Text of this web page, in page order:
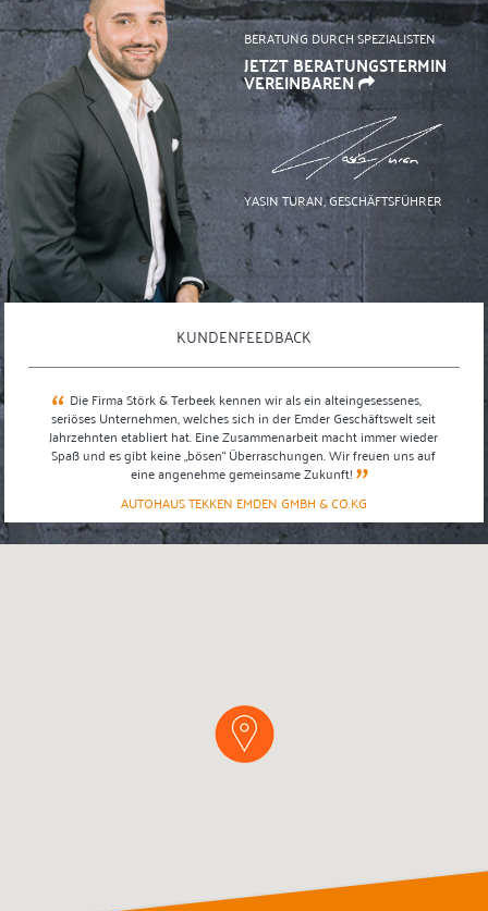
BERATUNG DURCH SPEZIALISTEN
JETZT BERATUNGSTERMIN
VEREINBAREN
YASIN TURAN, GESCHÄFTSFÜHRER
KUNDENFEEDBACK
“ Die Firma Störk & Terbeek kennen wir als ein alteingesessenes,
seriöses Unternehmen, welches sich in der Emder Geschäftswelt seit
Jahrzehnten etabliert hat. Eine Zusammenarbeit macht immer wieder
Spaß und es gibt keine „bösen“ Überraschungen. Wir freuen uns auf
eine angenehme gemeinsame Zukunft!”
AUTOHAUS TEKKEN EMDEN GMBH & CO.KG
“